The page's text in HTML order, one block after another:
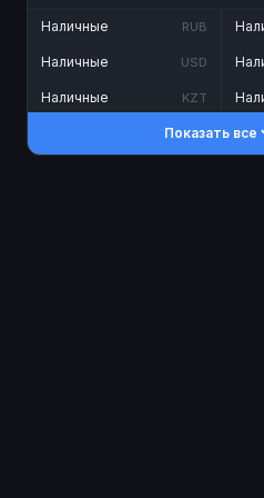
Наличные RUB
Наличные USD
Наличные KZT
Показать все